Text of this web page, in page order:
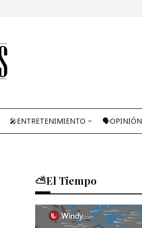
🎤ENTRETENIMIENTO 🗣OPINIÓN
⛅El Tiempo